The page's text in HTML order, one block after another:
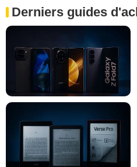
Derniers guides